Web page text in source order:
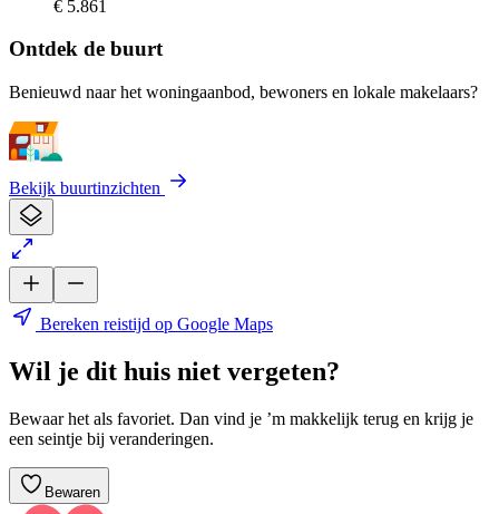
€ 5.861
Ontdek de buurt
Benieuwd naar het woningaanbod, bewoners en lokale makelaars?
Bekijk buurtinzichten
Bereken reistijd op Google Maps
Wil je dit huis niet vergeten?
Bewaar het als favoriet. Dan vind je ’m makkelijk terug en krijg je
een seintje bij veranderingen.
Bewaren